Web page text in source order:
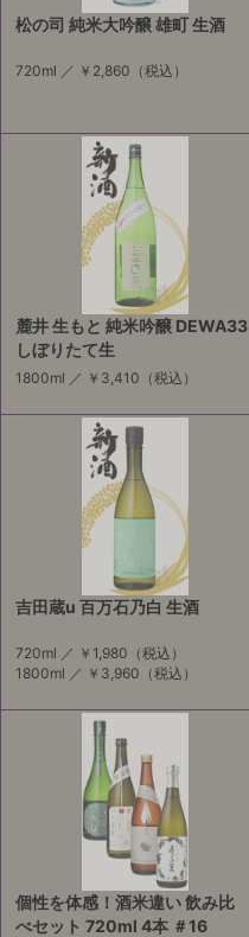
松の司 純米大吟醸 雄町 生酒
720ml ／ ￥2,860 （税込）
麓井 生もと 純米吟醸 DEWA33
しぼりたて生
1800ml ／ ￥3,410 （税込）
吉田蔵u 百万石乃白 生酒
720ml ／ ￥1,980 （税込）
1800ml ／ ￥3,960 （税込）
個性を体感！酒米違い 飲み比
べセット 720ml 4本 ＃16